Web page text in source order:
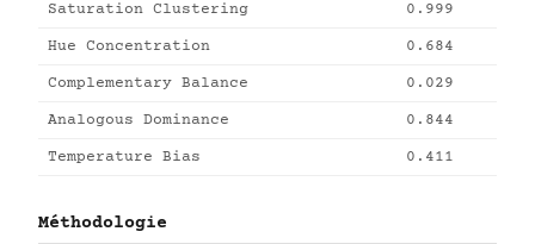
Saturation Clustering 0.999
Hue Concentration 0.684
Complementary Balance 0.029
Analogous Dominance 0.844
Temperature Bias 0.411
Méthodologie